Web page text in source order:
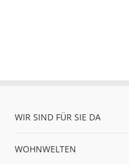
WIR SIND FÜR SIE DA
WOHNWELTEN